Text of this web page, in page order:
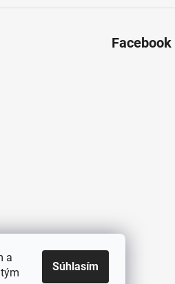
a
Súhlasím
Facebook